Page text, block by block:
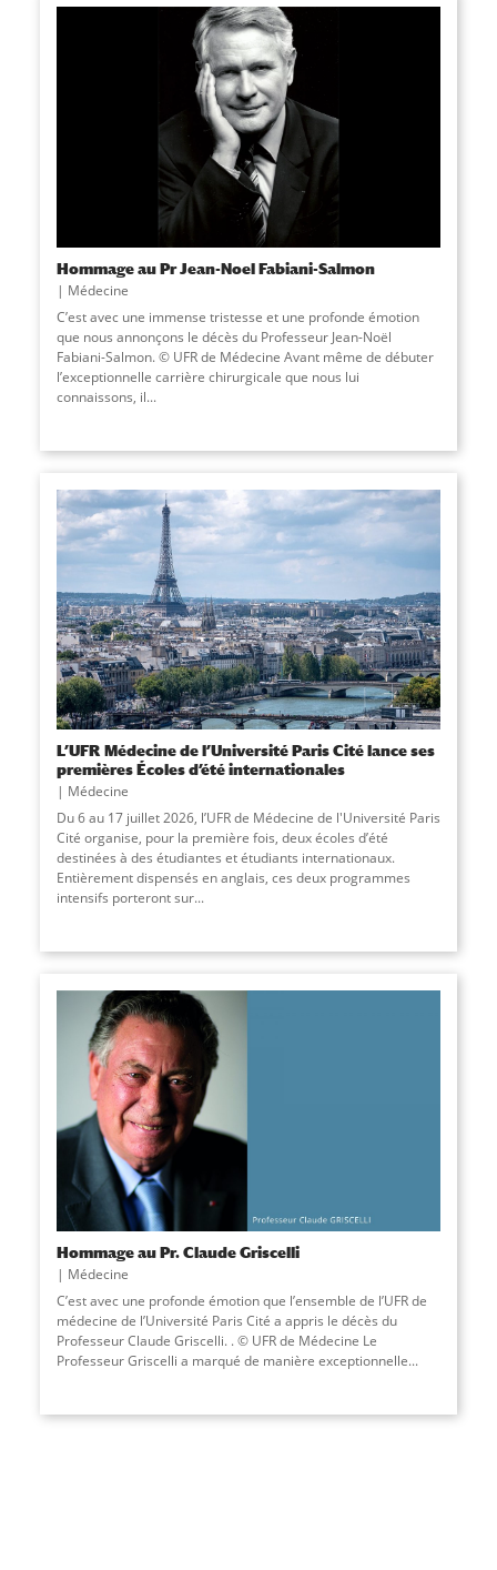
Hommage au Pr Jean-Noel Fabiani-Salmon
Médecine
C’est avec une immense tristesse et une profonde émotion
que nous annonçons le décès du Professeur Jean-Noël
Fabiani-Salmon. © UFR de Médecine Avant même de débuter
l’exceptionnelle carrière chirurgicale que nous lui
connaissons, il...
L’UFR Médecine de l’Université Paris Cité lance ses
premières Écoles d’été internationales
Médecine
Du 6 au 17 juillet 2026, l’UFR de Médecine de l'Université Paris
Cité organise, pour la première fois, deux écoles d’été
destinées à des étudiantes et étudiants internationaux.
Entièrement dispensés en anglais, ces deux programmes
intensifs porteront sur...
Hommage au Pr. Claude Griscelli
Médecine
C’est avec une profonde émotion que l’ensemble de l’UFR de
médecine de l’Université Paris Cité a appris le décès du
Professeur Claude Griscelli. . © UFR de Médecine Le
Professeur Griscelli a marqué de manière exceptionnelle...